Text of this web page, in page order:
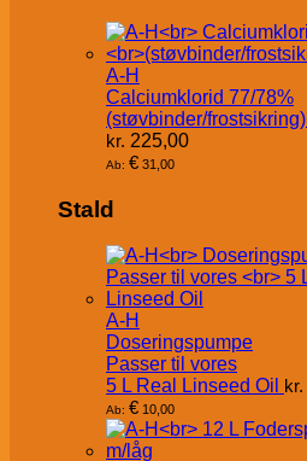
A-H
Calciumklorid 77/78%
(støvbinder/frostsikring)
kr. 225,00
Ab: € 31,00
Stald
A-H
Doseringspumpe
Passer til vores
5 L Real Linseed Oil kr.
Ab: € 10,00